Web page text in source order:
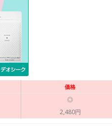
価格
◎
2,480円